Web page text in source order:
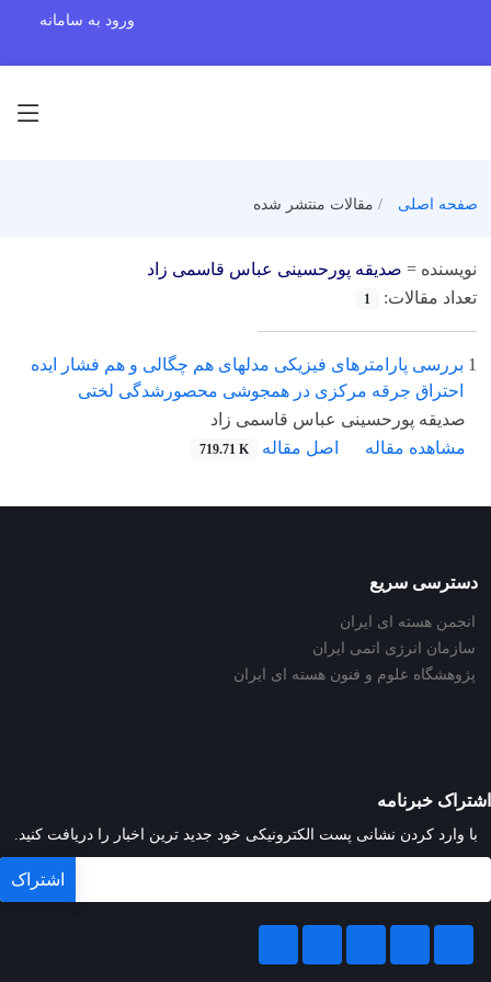
ورود به سامانه
صفحه اصلی مقالات منتشر شده
نویسنده = صدیقه پورحسینی عباس قاسمی زاد
تعداد مقالات:
1
1 بررسی پارامترهای فیزیکی مدلهای هم چگالی و هم فشار ایده
احتراق جرقه مرکزی در همجوشی محصورشدگی لختی
صدیقه پورحسینی عباس قاسمی زاد
مشاهده مقاله
اصل مقاله 719.71 K
دسترسی سریع
انجمن هسته ای ایران
سازمان انرژی اتمی ایران
پژوهشگاه علوم و فنون هسته ای ایران
اشتراک خبرنامه
با وارد کردن نشانی پست الکترونیکی خود جدید ترین اخبار را دریافت کنید.